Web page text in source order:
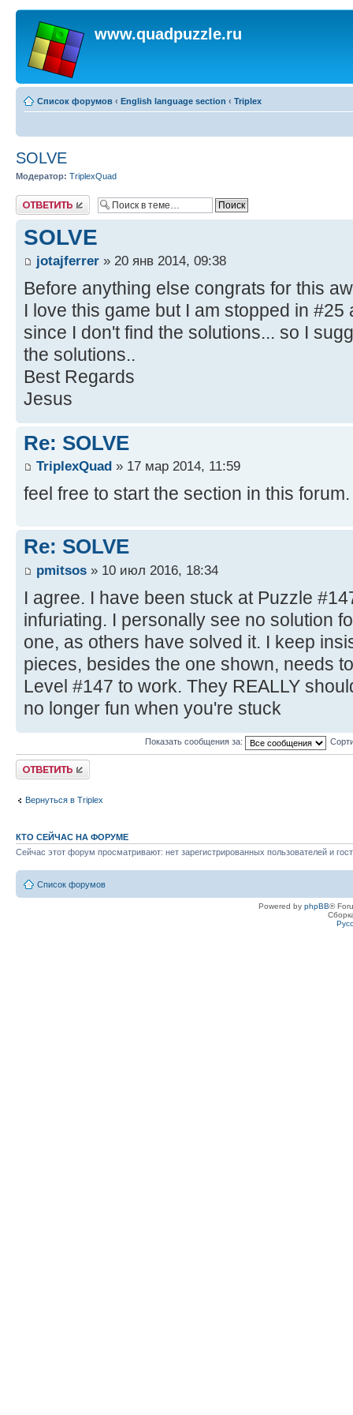
www.quadpuzzle.ru
Список форумов ‹ English language section ‹ Triplex
SOLVE
Модератор: TriplexQuad
Ответить
SOLVE
jotajferrer » 20 янв 2014, 09:38
Before anything else congrats for this
I love this game but I am stopped in
since I don't find the solutions... so I
the solutions..
Best Regards
Jesus
Re: SOLVE
TriplexQuad » 17 мар 2014, 11:59
feel free to start the section in this forum.
Re: SOLVE
pmitsos » 10 июл 2016, 18:34
I agree. I have been stuck at Puzzle
infuriating. I personally see no solution
one, as others have solved it. I keep
pieces, besides the one shown, needs
Level #147 to work. They REALLY
no longer fun when you're stuck
Показать сообщения за:
Ответить
Вернуться в Triplex
КТО СЕЙЧАС НА ФОРУМЕ
Сейчас этот форум просматривают: нет зарегистрированных пользователей и
Список форумов
Powered by phpBB®